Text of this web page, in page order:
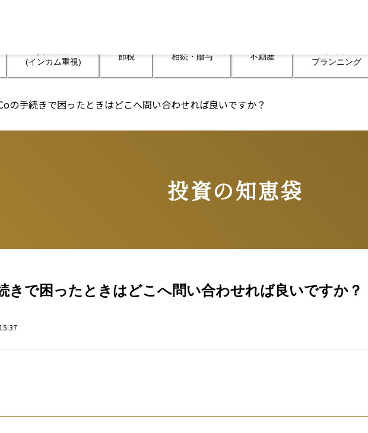
(インカム重視)
節税 相続・贈与 不動産
プランニング
の手続きで困ったときはどこへ問い合わせれば良いですか？
投資の知恵袋
きで困ったときはどこへ問い合わせれば良いですか？